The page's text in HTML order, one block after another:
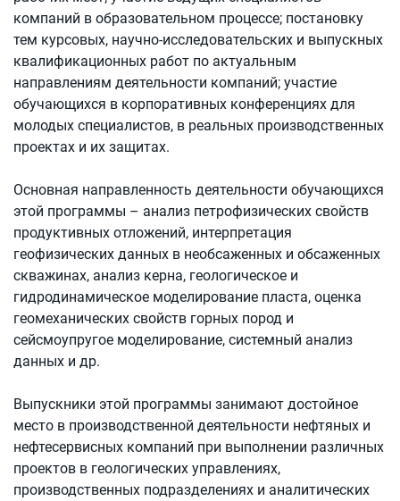
компаний в образовательном процессе; постановку
тем курсовых, научно-исследовательских и выпускных
квалификационных работ по актуальным
направлениям деятельности компаний; участие
обучающихся в корпоративных конференциях для
молодых специалистов, в реальных производственных
проектах и их защитах.
Основная направленность деятельности обучающихся
этой программы – анализ петрофизических свойств
продуктивных отложений, интерпретация
геофизических данных в необсаженных и обсаженных
скважинах, анализ керна, геологическое и
гидродинамическое моделирование пласта, оценка
геомеханических свойств горных пород и
сейсмоупругое моделирование, системный анализ
данных и др.
Выпускники этой программы занимают достойное
место в производственной деятельности нефтяных и
нефтесервисных компаний при выполнении различных
проектов в геологических управлениях,
производственных подразделениях и аналитических